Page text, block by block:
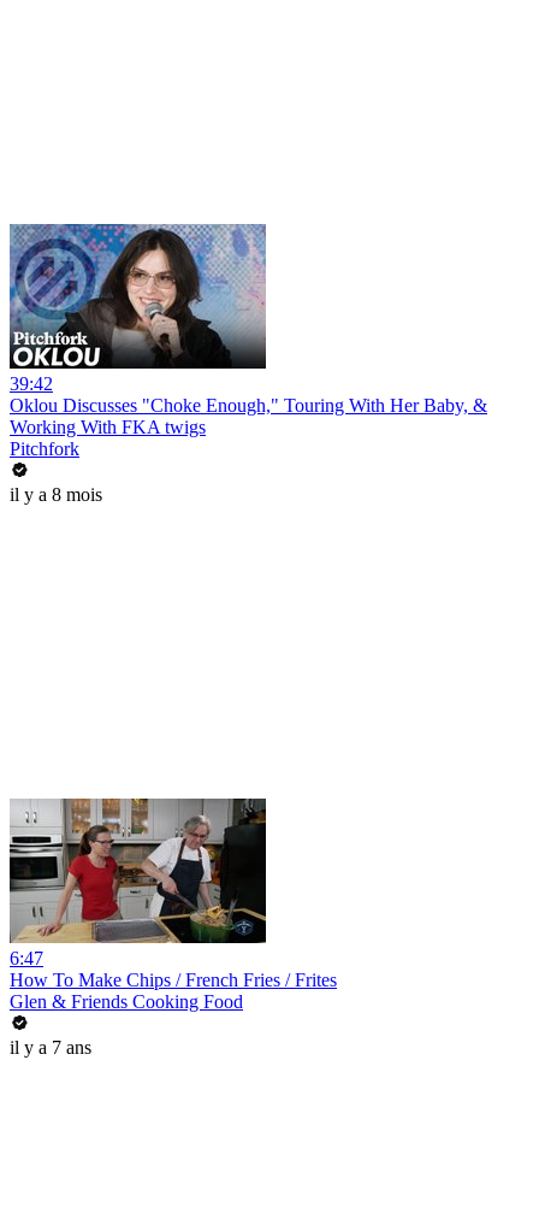
39:42
Oklou Discusses "Choke Enough," Touring With Her Baby, &
Working With FKA twigs
Pitchfork
il y a 8 mois
6:47
How To Make Chips / French Fries / Frites
Glen & Friends Cooking Food
il y a 7 ans